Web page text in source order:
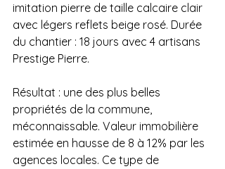
imitation pierre de taille calcaire clair
avec légers reflets beige rosé. Durée
du chantier : 18 jours avec 4 artisans
Prestige Pierre.
Résultat : une des plus belles
propriétés de la commune,
méconnaissable. Valeur immobilière
estimée en hausse de 8 à 12% par les
agences locales. Ce type de